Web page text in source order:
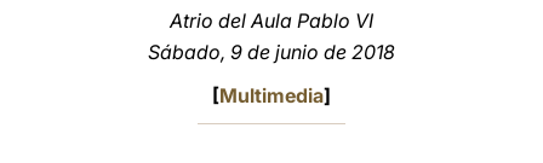
Atrio del Aula Pablo VI
Sábado, 9 de junio de 2018
[Multimedia]